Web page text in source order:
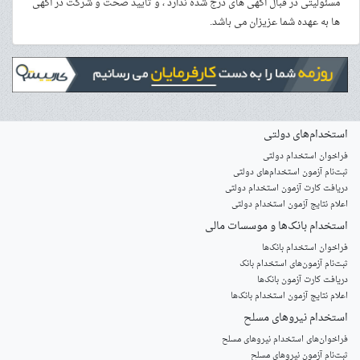
ها به عهده شما عزیزان می باشد.
استخدام‌های دولتی
فراخوان استخدام دولتی
ثبت‌نام آزمون‌ استخدام‌های دولتی
دریافت کارت آزمون استخدام دولتی
اعلام نتایج آزمون استخدام دولتی
استخدام‌ بانک‌ها و موسسات مالی
فراخوان استخدام بانک‌ها
‌ثبت‌نام آزمون‌های استخدام بانک
دریافت کارت آزمون بانک‌ها
اعلام نتایج آزمون استخدام بانک‌ها
استخدام‌ نیروهای مسلح
‌فراخوان‌های استخدام‌ نیروهای مسلح
ثبت‌نام آزمون نیروهای مسلح